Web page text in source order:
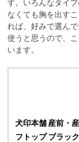
す。いろんなタイ
なくても胸を出す
れば、好みで選ん
使うと思うので、
います。
犬印本舗 産前・
フトップ ブラッ